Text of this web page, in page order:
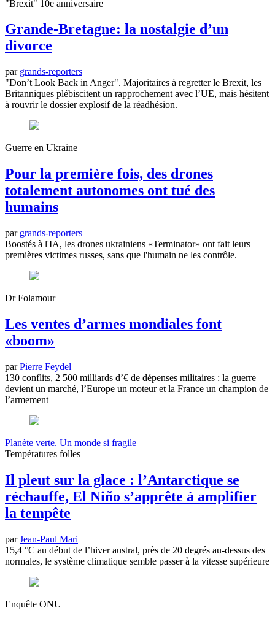
"Brexit" 10e anniversaire
Grande-Bretagne: la nostalgie d’un
divorce
par grands-reporters
"Don’t Look Back in Anger". Majoritaires à regretter le Brexit, les
Britanniques plébiscitent un rapprochement avec l’UE, mais hésitent
à rouvrir le dossier explosif de la réadhésion.
Guerre en Ukraine
Pour la première fois, des drones
totalement autonomes ont tué des
humains
par grands-reporters
Boostés à l'IA, les drones ukrainiens «Terminator» ont fait leurs
premières victimes russes, sans que l'humain ne les contrôle.
Dr Folamour
Les ventes d’armes mondiales font
«boom»
parPierre Feydel
130 conflits, 2 500 milliards d’€ de dépenses militaires : la guerre
devient un marché, l’Europe un moteur et la France un champion de
l’armement
Planète verte. Un monde si fragile
Températures folles
Il pleut sur la glace : l’Antarctique se
réchauffe, El Niño s’apprête à amplifier
la tempête
parJean-Paul Mari
15,4 °C au début de l’hiver austral, près de 20 degrés au‑dessus des
normales, le système climatique semble passer à la vitesse supérieure
Enquête ONU